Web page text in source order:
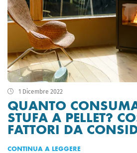
1 Dicembre 2022
QUANTO
STUFA A PELLET?
FATTORI DA
CONTINUA A LEGGERE